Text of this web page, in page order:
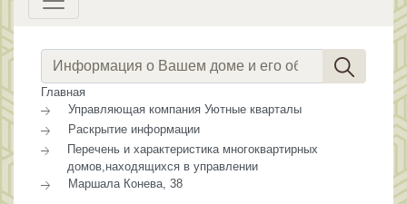
Главная
Управляющая компания Уютные кварталы
Раскрытие информации
Перечень и характеристика многоквартирных
домов,находящихся в управлении
Маршала Конева, 38